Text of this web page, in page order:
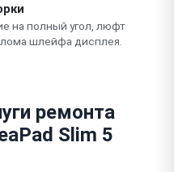
на полный угол, люфт
шлейфа дисплея.
ремонта
Slim 5